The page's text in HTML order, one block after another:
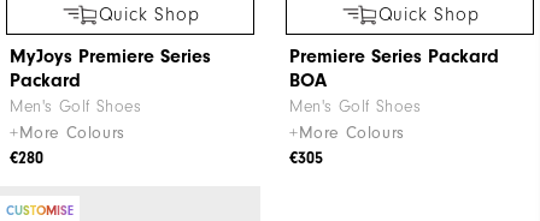
Quick Shop
MyJoys Premiere Series
Packard
Men's Golf Shoes
+More Colours
€280
Quick Shop
Premiere Series Packard
BOA
Men's Golf Shoes
+More Colours
€305
CUSTOMISE